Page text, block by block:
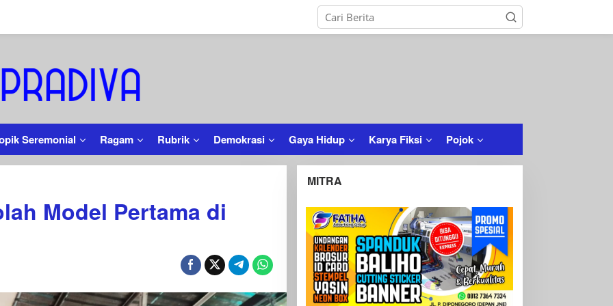
Seremonial Ragam Rubrik Demokrasi Gaya Hidup Karya Fiksi Pojok
Model Pertama di
MITRA